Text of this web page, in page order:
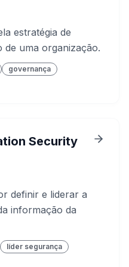
estratégia de
de uma organização.
governança
Security
definir e liderar a
informação da
líder segurança